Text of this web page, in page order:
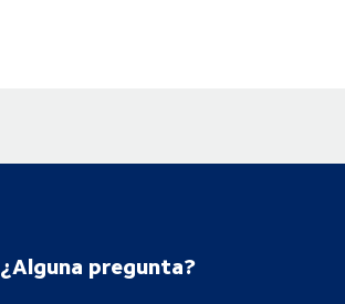
¿Alguna pregunta?